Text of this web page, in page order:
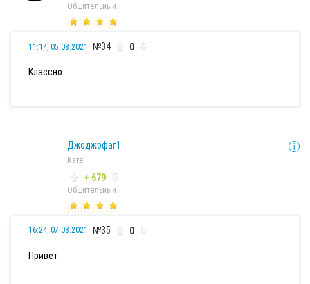
Общительный
11:14, 05.08.2021 №34 0
Классно
Джоджофаг1
Каге
+ 679
Общительный
16:24, 07.08.2021 №35 0
Привет